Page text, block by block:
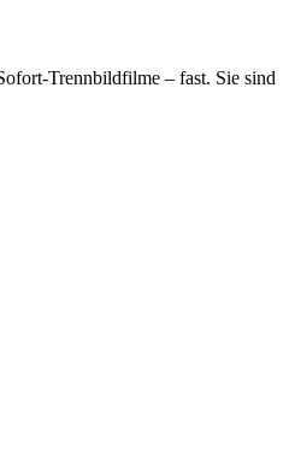
Trennbildfilme – fast. Sie sind